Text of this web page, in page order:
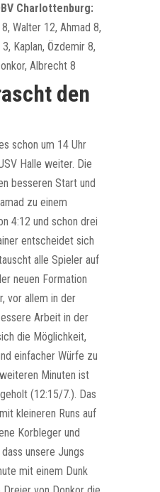
Charlottenburg:
Walter 12, Ahmad 8,
Kaplan, Özdemir 8,
Albrecht 8
den
schon um 14 Uhr
Halle weiter. Die
besseren Start und
zu einem
4:12 und schon drei
entscheidet sich
alle Spieler auf
neuen Formation
vor allem in der
Arbeit in der
die Möglichkeit,
einfacher Würfe zu
Minuten ist
(12:15/7.). Das
kleineren Runs auf
Korbleger und
unsere Jungs
mit einem Dunk